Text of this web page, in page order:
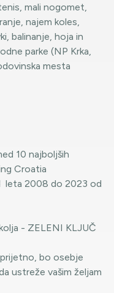
mali nogomet,
najem koles,
balinanje, hoja in
parke (NP Krka,
mesta
10 najboljših
Croatia
leta 2008 do 2023 od
- ZELENI KLJUČ
bo osebje
ustreže vašim željam